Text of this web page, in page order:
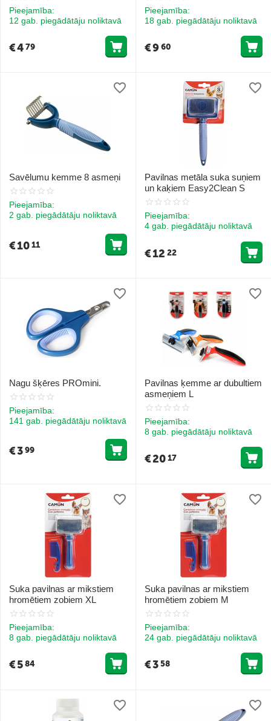
Pieejamība:
12 gab. piegādātāju noliktavā
€479
Pieejamība:
18 gab. piegādātāju noliktavā
€960
Savēlumu kemme 8 asmeņi
Pieejamība:
2 gab. piegādātāju noliktavā
€1011
Pavilnas metāla suka suņiem
un kaķiem Easy2Clean S
Pieejamība:
4 gab. piegādātāju noliktavā
€12 22
Nagu šķēres PROmini.
Pieejamība:
141 gab. piegādātāju noliktavā
€399
Pavilnas ķemme ar dubultiem
asmeņiem L
Pieejamība:
8 gab. piegādātāju noliktavā
€2017
Suka pavilnas ar mikstiem
hromētiem zobiem XL
Pieejamība:
8 gab. piegādātāju noliktavā
€584
Suka pavilnas ar mikstiem
hromētiem zobiem M
Pieejamība:
24 gab. piegādātāju noliktavā
€358